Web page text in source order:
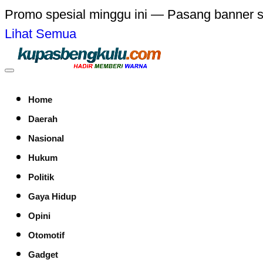
Promo spesial minggu ini — Pasang banner
Lihat Semua
Home
Daerah
Nasional
Hukum
Politik
Gaya Hidup
Opini
Otomotif
Gadget